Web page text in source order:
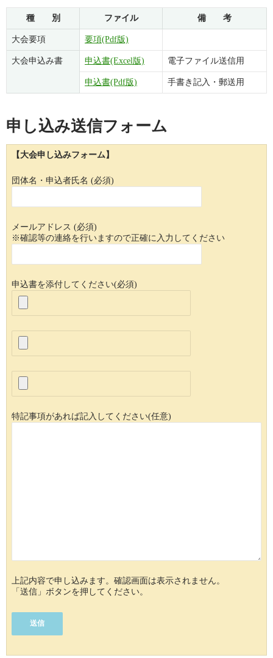
種 別 ファイル 備 考
大会要項 要項(Pdf版)
大会申込み書 申込書(Excel版) 電子ファイル送信用
申込書(Pdf版) 手書き記入・郵送用
申し込み送信フォーム
【大会申し込みフォーム】
団体名・申込者氏名 (必須)
メールアドレス (必須)
※確認等の連絡を行いますので正確に入力してください
申込書を添付してください(必須)
特記事項があれば記入してください(任意)
上記内容で申し込みます。確認画面は表示されません。
「送信」ボタンを押してください。